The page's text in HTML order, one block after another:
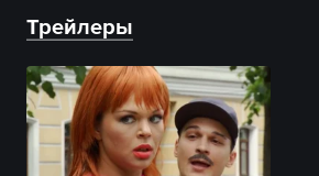
Трейлеры